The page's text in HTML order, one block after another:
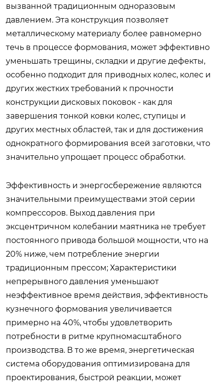
вызванной традиционным одноразовым
давлением. Эта конструкция позволяет
металлическому материалу более равномерно
течь в процессе формования, может эффективно
уменьшать трещины, складки и другие дефекты,
особенно подходит для приводных колес, колес и
других жестких требований к прочности
конструкции дисковых поковок - как для
завершения тонкой ковки колес, ступицы и
других местных областей, так и для достижения
однократного формирования всей заготовки, что
значительно упрощает процесс обработки.
Эффективность и энергосбережение являются
значительными преимуществами этой серии
компрессоров. Выход давления при
эксцентричном колебании маятника не требует
постоянного привода большой мощности, что на
20% ниже, чем потребление энергии
традиционным прессом; Характеристики
непрерывного давления уменьшают
неэффективное время действия, эффективность
кузнечного формования увеличивается
примерно на 40%, чтобы удовлетворить
потребности в ритме крупномасштабного
производства. В то же время, энергетическая
система оборудования оптимизирована для
проектирования, быстрой реакции, может